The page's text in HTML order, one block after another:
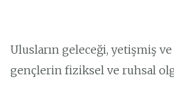
Ulusların geleceği, yetişmiş
gençlerin fiziksel ve ruhsal